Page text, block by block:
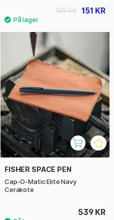
151 KR
189 KR
FISHER SPACE PEN
Cap-O-Matic Elite Navy
Cerakote
539 KR